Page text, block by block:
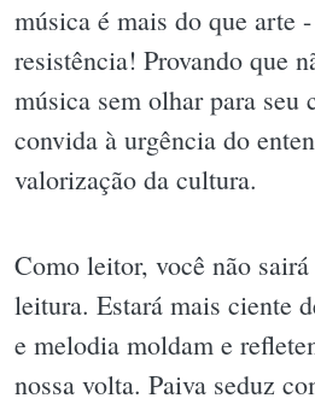
música é mais do que arte
resistência! Provando que
música sem olhar para seu
convida à urgência do
valorização da cultura.
Como leitor, você não sairá
leitura. Estará mais ciente
e melodia moldam e
nossa volta. Paiva seduz